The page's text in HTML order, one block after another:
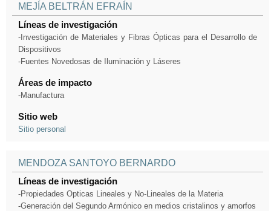
MEJÍA BELTRÁN EFRAÍN
Líneas de investigación
-Investigación de Materiales y Fibras Ópticas para el Desarrollo de
Dispositivos
-Fuentes Novedosas de Iluminación y Láseres
Áreas de impacto
-Manufactura
Sitio web
Sitio personal
MENDOZA SANTOYO BERNARDO
Líneas de investigación
-Propiedades Opticas Lineales y No-Lineales de la Materia
-Generación del Segundo Armónico en medios cristalinos y amorfos